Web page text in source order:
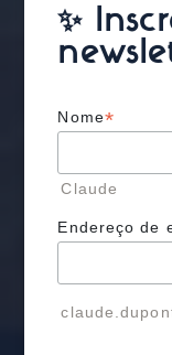
✨
Nome*
Claude
Endereço de